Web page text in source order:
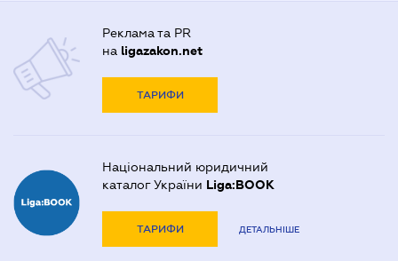
Реклама та PR
на ligazakon.net
ТАРИФИ
Національний юридичний
каталог України Liga:BOOK
ТАРИФИ ДЕТАЛЬНІШЕ